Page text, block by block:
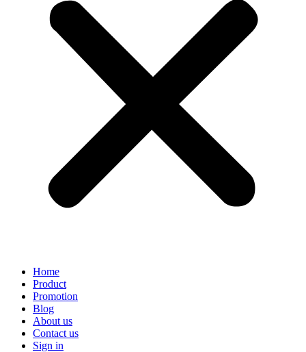
Home
Product
Promotion
Blog
About us
Contact us
Sign in